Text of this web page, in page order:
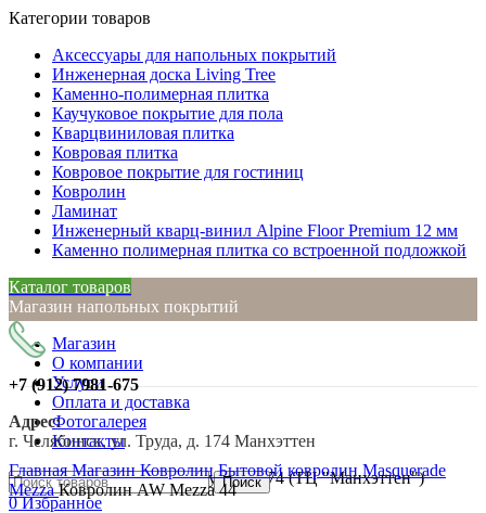
Категории товаров
Аксессуары для напольных покрытий
Инженерная доска Living Tree
Каменно-полимерная плитка
Каучуковое покрытие для пола
Кварцвиниловая плитка
Ковровая плитка
Ковровое покрытие для гостиниц
Ковролин
Ламинат
Инженерный кварц-винил Alpine Floor Premium 12 мм
Каменно полимерная плитка со встроенной подложкой
Каталог товаров
Магазин напольных покрытий
Магазин
О компании
Услуги
Оплата и доставка
Фотогалерея
Контакты
г. Челябинск, ул. Труда, д. 174 (ТЦ "Манхэттен")
+7 (912)7981-675
Адрес:
г. Челябинск, ул. Труда, д. 174 Манхэттен
Поиск
0Избранное
Нажмите, чтобы увеличить
ГлавнаяМагазинКовролинБытовой ковролин Masquerade
MezzaКовролин AW Mezza 44